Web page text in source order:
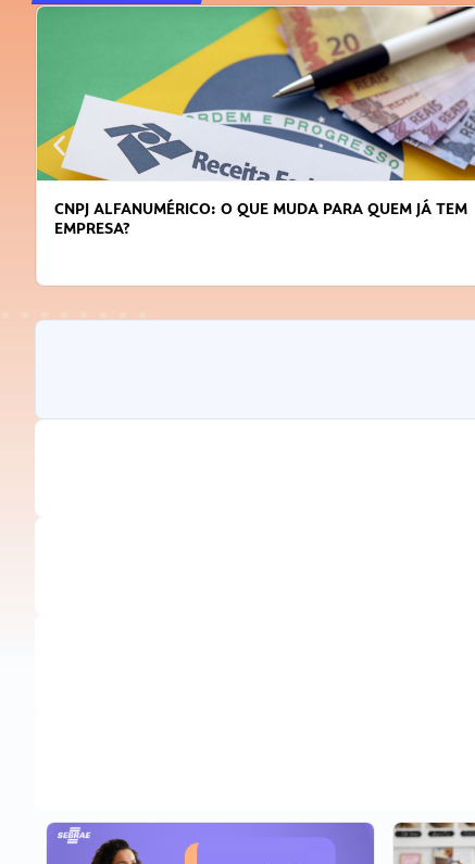
CNPJ ALFANUMÉRICO: O QUE MUDA PARA QUEM JÁ TEM
EMPRESA?